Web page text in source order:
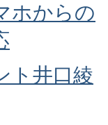
ホからの
ト井口綾